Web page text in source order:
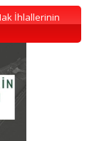
İhlallerinin